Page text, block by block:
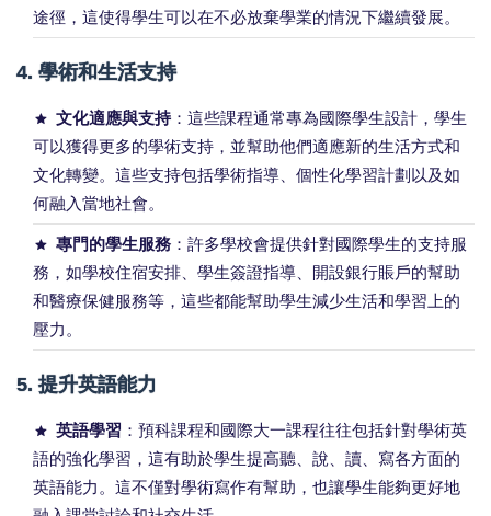
途徑，這使得學生可以在不必放棄學業的情況下繼續發展。
4. 學術和生活支持
文化適應與支持：這些課程通常專為國際學生設計，學生
可以獲得更多的學術支持，並幫助他們適應新的生活方式和
文化轉變。這些支持包括學術指導、個性化學習計劃以及如
何融入當地社會。
專門的學生服務：許多學校會提供針對國際學生的支持服
務，如學校住宿安排、學生簽證指導、開設銀行賬戶的幫助
和醫療保健服務等，這些都能幫助學生減少生活和學習上的
壓力。
5.提升英語能力
英語學習 ：預科課程和國際大一課程往往包括針對學術英
語的強化學習，這有助於學生提高聽、說、讀、寫各方面的
英語能力。這不僅對學術寫作有幫助，也讓學生能夠更好地